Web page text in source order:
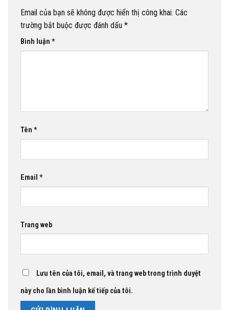
Email của bạn sẽ không được hiển thị công khai. Các
trường bắt buộc được đánh dấu *
Bình luận *
Tên *
Email *
Trang web
Lưu tên của tôi, email, và trang web trong trình duyệt
này cho lần bình luận kế tiếp của tôi.